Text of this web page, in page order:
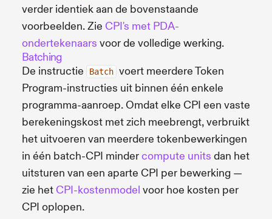
verder identiek aan de bovenstaande
voorbeelden. Zie CPI's met PDA-
ondertekenaars voor de volledige werking.
Batching
De instructie
Batch voert meerdere Token
Program-instructies uit binnen één enkele
programma-aanroep. Omdat elke CPI een vaste
berekeningskost met zich meebrengt, verbruikt
het uitvoeren van meerdere tokenbewerkingen
in één batch-CPI mindercompute units dan het
uitsturen van een aparte CPI per bewerking —
zie het CPI-kostenmodel voor hoe kosten per
CPI oplopen.